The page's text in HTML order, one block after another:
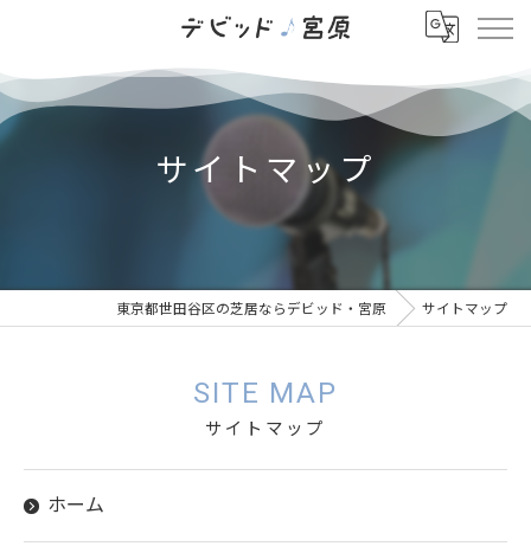
サイトマップ
東京都世田谷区の芝居ならデビッド・宮原 サイトマップ
サイトマップ
SITE MAP
ホーム